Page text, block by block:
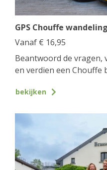
GPS Chouffe wandeling
Vanaf € 16,95
Beantwoord de vragen,
en verdien een Chouffe
bekijken